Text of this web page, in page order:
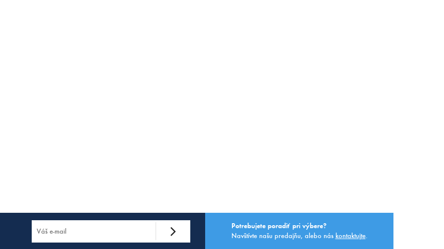
Potrebujete poradiť pri výbere?
Navštívte našu predajňu, alebo nás kontaktujte.